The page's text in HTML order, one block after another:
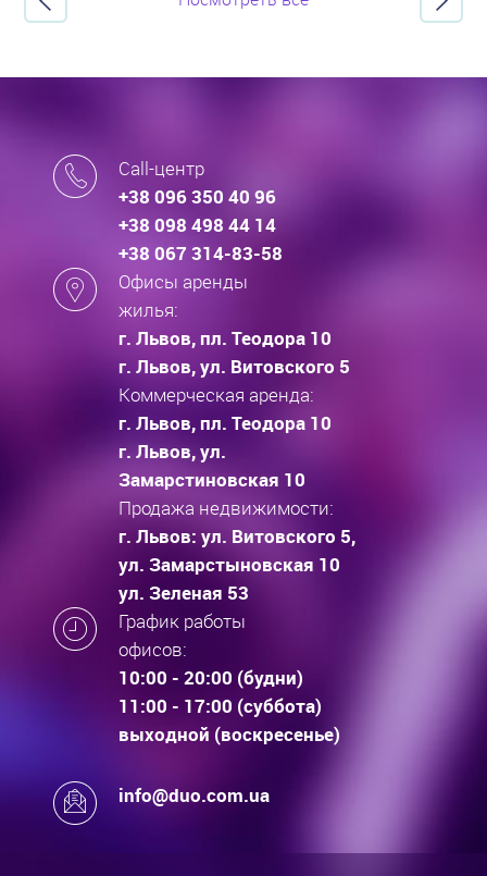
Call-центр
+38 096 350 40 96
+38 098 498 44 14
+38 067 314-83-58
Офисы аренды
жилья:
г. Львов, пл. Теодора 10
г. Львов, ул. Витовского 5
Коммерческая аренда:
г. Львов, пл. Теодора 10
г. Львов, ул.
Замарстиновская 10
Продажа недвижимости:
г. Львов: ул. Витовского 5,
ул. Замарстыновская 10
ул. Зеленая 53
График работы
офисов:
10:00 - 20:00 (будни)
11:00 - 17:00 (суббота)
выходной (воскресенье)
info@duo.com.ua